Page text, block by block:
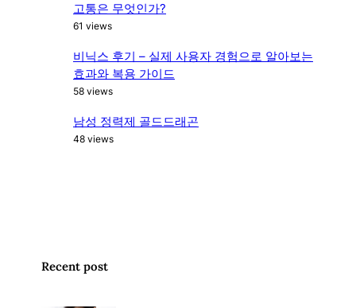
고통은 무엇인가?
61 views
비닉스 후기 – 실제 사용자 경험으로 알아보는
효과와 복용 가이드
58 views
남성 정력제 골드드래곤
48 views
Recent post